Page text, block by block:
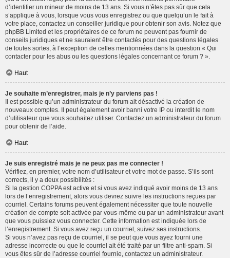
d’identifier un mineur de moins de 13 ans. Si vous n’êtes pas sûr que cela
s’applique à vous, lorsque vous vous enregistrez ou que quelqu’un le fait à
votre place, contactez un conseiller juridique pour obtenir son avis. Notez que
phpBB Limited et les propriétaires de ce forum ne peuvent pas fournir de
conseils juridiques et ne sauraient être contactés pour des questions légales
de toutes sortes, à l’exception de celles mentionnées dans la question « Qui
contacter pour les abus ou les questions légales concernant ce forum ? ».
Haut
Je souhaite m’enregistrer, mais je n’y parviens pas !
Il est possible qu’un administrateur du forum ait désactivé la création de
nouveaux comptes. Il peut également avoir banni votre IP ou interdit le nom
d’utilisateur que vous souhaitez utiliser. Contactez un administrateur du forum
pour obtenir de l’aide.
Haut
Je suis enregistré mais je ne peux pas me connecter !
Vérifiez, en premier, votre nom d’utilisateur et votre mot de passe. S’ils sont
corrects, il y a deux possibilités :
Si la gestion COPPA est active et si vous avez indiqué avoir moins de 13 ans
lors de l’enregistrement, alors vous devrez suivre les instructions reçues par
courriel. Certains forums peuvent également nécessiter que toute nouvelle
création de compte soit activée par vous-même ou par un administrateur avant
que vous puissiez vous connecter. Cette information est indiquée lors de
l’enregistrement. Si vous avez reçu un courriel, suivez ses instructions.
Si vous n’avez pas reçu de courriel, il se peut que vous ayez fourni une
adresse incorrecte ou que le courriel ait été traité par un filtre anti-spam. Si
vous êtes sûr de l’adresse courriel fournie, contactez un administrateur.